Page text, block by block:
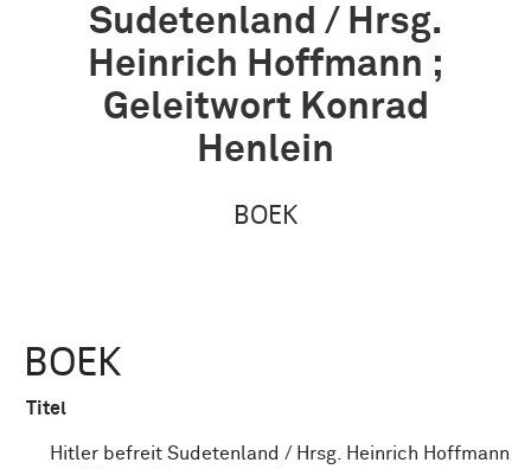
Sudetenland / Hrsg.
Heinrich Hoffmann ;
Geleitwort Konrad
Henlein
BOEK
BOEK
Titel
Hitler befreit Sudetenland / Hrsg. Heinrich Hoffmann